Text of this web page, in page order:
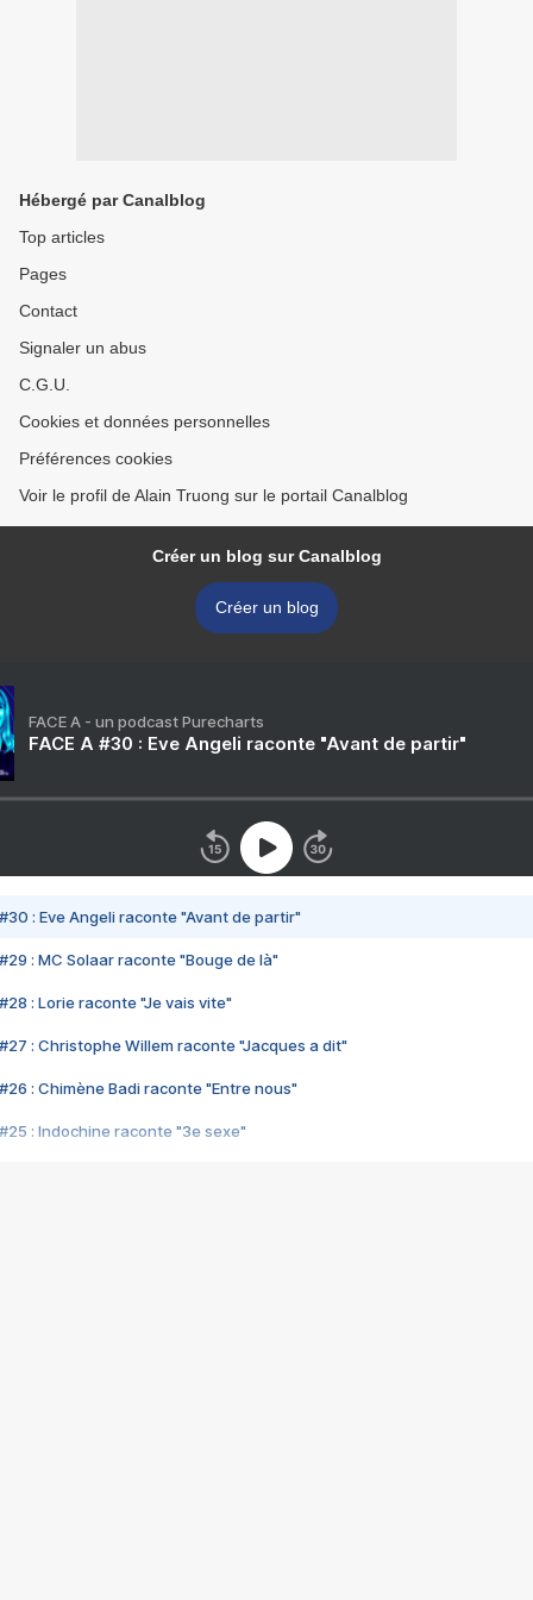
Hébergé par Canalblog
Top articles
Pages
Contact
Signaler un abus
C.G.U.
Cookies et données personnelles
Préférences cookies
Voir le profil de Alain Truong sur le portail Canalblog
Créer un blog sur Canalblog
Créer un blog
FACE A - un podcast Purecharts
FACE A #30 : Eve Angeli raconte "Avant de partir"
#30 : Eve Angeli raconte "Avant de partir"
#29 : MC Solaar raconte "Bouge de là"
#28 : Lorie raconte "Je vais vite"
#27 : Christophe Willem raconte "Jacques a dit"
#26 : Chimène Badi raconte "Entre nous"
#25 : Indochine raconte "3e sexe"